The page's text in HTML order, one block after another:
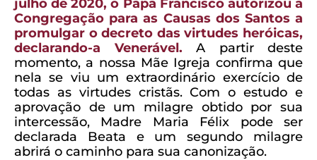
julho de 2020, o Papa Francisco autorizou a
Congregação para as Causas dos Santos a
promulgar o decreto das virtudes heróicas,
declarando-a Venerável. A partir deste
momento, a nossa Mãe Igreja confirma que
nela se viu um extraordinário exercício de
todas as virtudes cristãs. Com o estudo e
aprovação de um milagre obtido por sua
intercessão, Madre Maria Félix pode ser
declarada Beata e um segundo milagre
abrirá o caminho para sua canonização.